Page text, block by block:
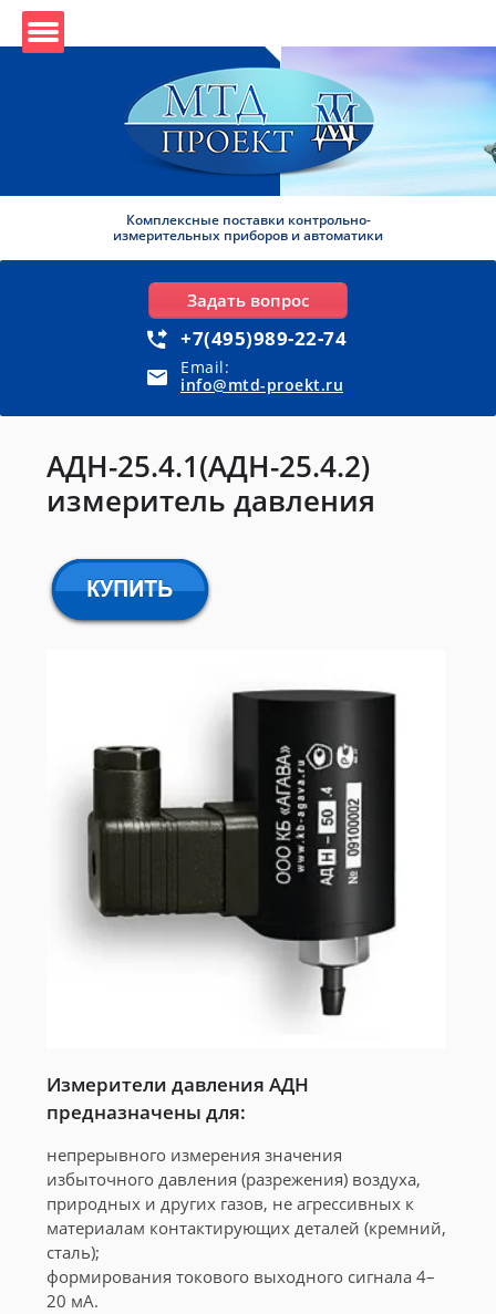
Комплексные поставки контрольно-
измерительных приборов и автоматики
Задать вопрос
+7(495)989-22-74
Email:
info@mtd-proekt.ru
АДН-25.4.1(АДН-25.4.2)
измеритель давления
Измерители давления АДН
предназначены для:
непрерывного измерения значения
избыточного давления (разрежения) воздуха,
природных и других газов, не агрессивных к
материалам контактирующих деталей (кремний,
сталь);
формирования токового выходного сигнала 4–
20 мА.